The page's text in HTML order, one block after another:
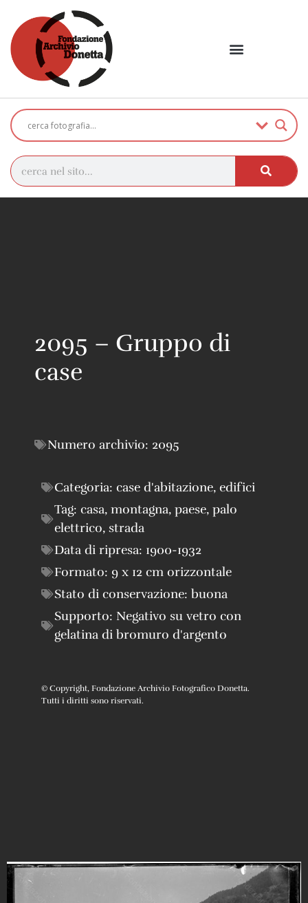
2095 – Gruppo di
case
Numero archivio: 2095
Categoria: case d'abitazione, edifici
Tag: casa, montagna, paese, palo
elettrico, strada
Data di ripresa: 1900-1932
Formato: 9 x 12 cm orizzontale
Stato di conservazione: buona
Supporto: Negativo su vetro con
gelatina di bromuro d'argento
© Copyright, Fondazione Archivio Fotografico Donetta.
Tutti i diritti sono riservati.